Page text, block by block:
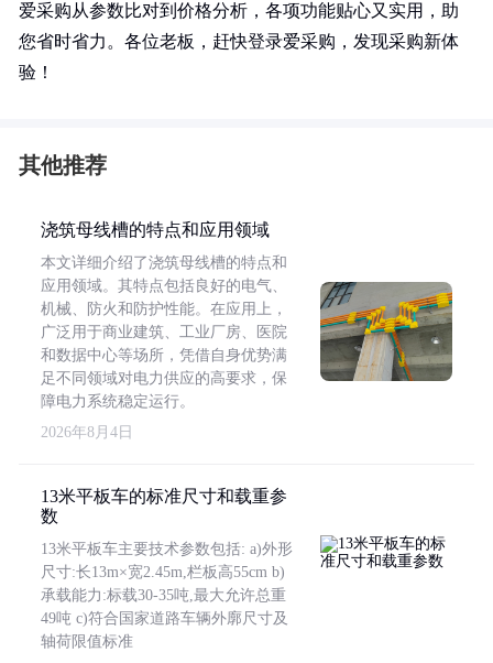
爱采购从参数比对到价格分析，各项功能贴心又实用，助
您省时省力。各位老板，赶快登录爱采购，发现采购新体
验！
其他推荐
浇筑母线槽的特点和应用领域
本文详细介绍了浇筑母线槽的特点和
应用领域。其特点包括良好的电气、
机械、防火和防护性能。在应用上，
广泛用于商业建筑、工业厂房、医院
和数据中心等场所，凭借自身优势满
足不同领域对电力供应的高要求，保
障电力系统稳定运行。
2026年8月4日
13米平板车的标准尺寸和载重参
数
13米平板车主要技术参数包括: a)外形
尺寸:长13m×宽2.45m,栏板高55cm b)
承载能力:标载30-35吨,最大允许总重
49吨 c)符合国家道路车辆外廓尺寸及
轴荷限值标准